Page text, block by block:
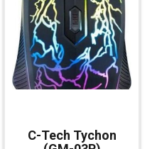
C-Tech Tychon